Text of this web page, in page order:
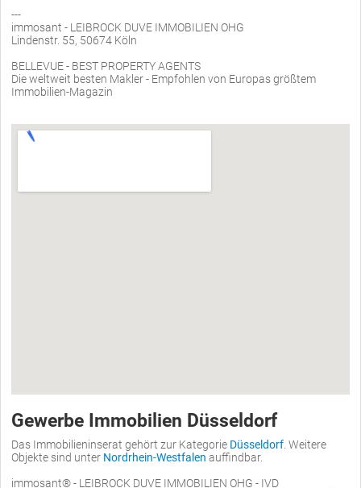
---
immosant - LEIBROCK DUVE IMMOBILIEN OHG
Lindenstr. 55, 50674 Köln
BELLEVUE - BEST PROPERTY AGENTS
Die weltweit besten Makler - Empfohlen von Europas größtem
Immobilien-Magazin
Gewerbe Immobilien Düsseldorf
Das Immobilieninserat gehört zur Kategorie Düsseldorf . Weitere
Objekte sind unter Nordrhein-Westfalen auffindbar.
immosant® - LEIBROCK DUVE IMMOBILIEN OHG - IVD